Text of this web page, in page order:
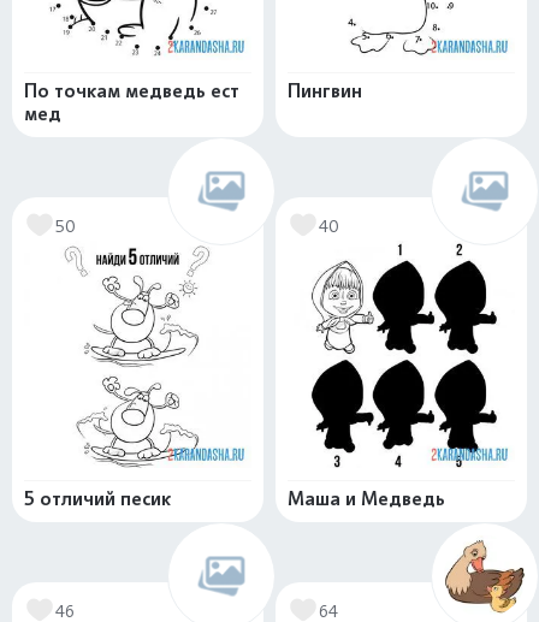
По точкам медведь ест
мед
Пингвин
50
5 отличий песик
40
Маша и Медведь
46 64